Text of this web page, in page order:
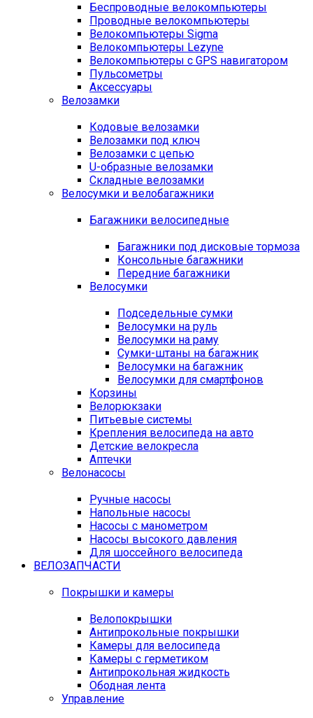
Беспроводные велокомпьютеры
Проводные велокомпьютеры
Велокомпьютеры Sigma
Велокомпьютеры Lezyne
Велокомпьютеры с GPS навигатором
Пульсометры
Аксессуары
Велозамки
Кодовые велозамки
Велозамки под ключ
Велозамки с цепью
U-образные велозамки
Складные велозамки
Велосумки и велобагажники
Багажники велосипедные
Багажники под дисковые тормоза
Консольные багажники
Передние багажники
Велосумки
Подседельные сумки
Велосумки на руль
Велосумки на раму
Сумки-штаны на багажник
Велосумки на багажник
Велосумки для смартфонов
Корзины
Велорюкзаки
Питьевые системы
Крепления велосипеда на авто
Детские велокресла
Аптечки
Велонасосы
Ручные насосы
Напольные насосы
Насосы с манометром
Насосы высокого давления
Для шоссейного велосипеда
ВЕЛОЗАПЧАСТИ
Покрышки и камеры
Велопокрышки
Антипрокольные покрышки
Камеры для велосипеда
Камеры с герметиком
Антипрокольная жидкость
Ободная лента
Управление